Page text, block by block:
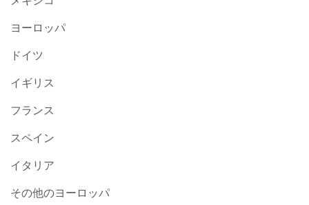
ヨーロッパ
ドイツ
イギリス
フランス
スペイン
イタリア
その他のヨーロッパ